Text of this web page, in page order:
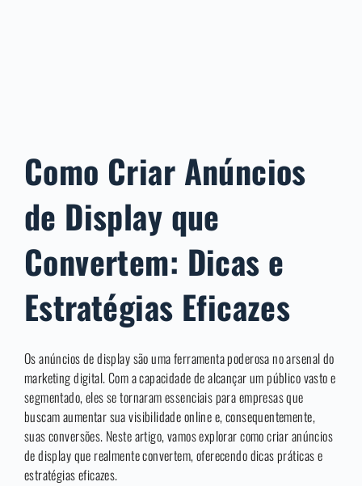
Como Criar Anúncios
de Display que
Convertem: Dicas e
Estratégias Eficazes
Os anúncios de display são uma ferramenta poderosa no arsenal do
marketing digital. Com a capacidade de alcançar um público vasto e
segmentado, eles se tornaram essenciais para empresas que
buscam aumentar sua visibilidade online e, consequentemente,
suas conversões. Neste artigo, vamos explorar como criar anúncios
de display que realmente convertem, oferecendo dicas práticas e
estratégias eficazes.